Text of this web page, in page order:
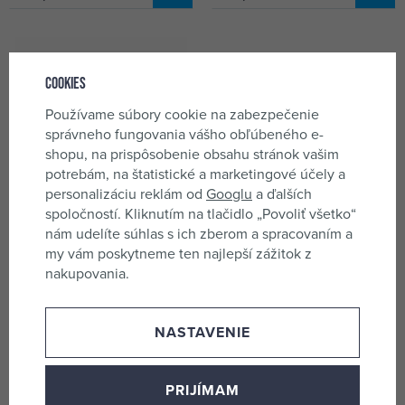
DeWalt DCS380N aku píla
chvostovka 18V, 0-2950
kmit./min, bez batérie, XR Li-
skladom 2 ks
DeWalt DCS386H2T aku pila
ocaska 18V/2*5Ah
Cookies
Používame súbory cookie na zabezpečenie
správneho fungovania vášho obľúbeného e-
shopu, na prispôsobenie obsahu stránok vašim
potrebám, na štatistické a marketingové účely a
personalizáciu reklám od Googlu a ďalších
spoločností. Kliknutím na tlačidlo „Povoliť všetko“
nám udelíte súhlas s ich zberom a spracovaním a
my vám poskytneme ten najlepší zážitok z
nakupovania.
NASTAVENIE
PRIJÍMAM